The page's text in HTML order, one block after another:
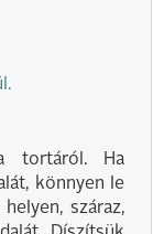
tortáról. Ha
könnyen le
száraz,